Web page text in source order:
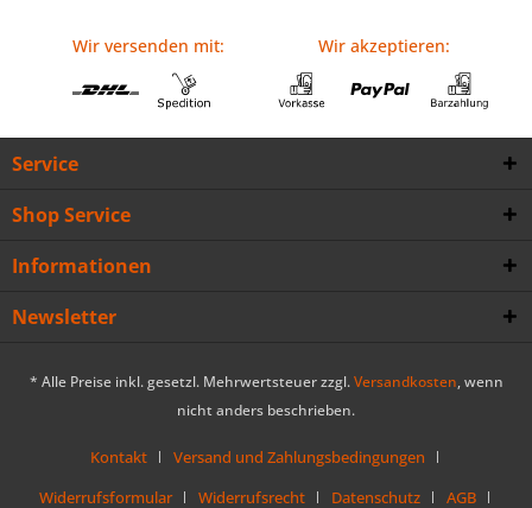
Wir versenden mit: Wir akzeptieren:
Service
Shop Service
Informationen
Newsletter
* Alle Preise inkl. gesetzl. Mehrwertsteuer zzgl.Versandkosten, wenn
nicht anders beschrieben.
Kontakt
Versand und Zahlungsbedingungen
Widerrufsformular
Widerrufsrecht Datenschutz AGB